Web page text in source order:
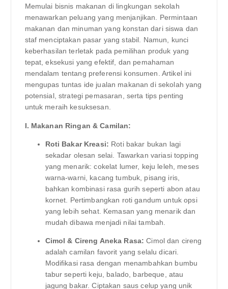
Memulai bisnis makanan di lingkungan sekolah
menawarkan peluang yang menjanjikan. Permintaan
makanan dan minuman yang konstan dari siswa dan
staf menciptakan pasar yang stabil. Namun, kunci
keberhasilan terletak pada pemilihan produk yang
tepat, eksekusi yang efektif, dan pemahaman
mendalam tentang preferensi konsumen. Artikel ini
mengupas tuntas ide jualan makanan di sekolah yang
potensial, strategi pemasaran, serta tips penting
untuk meraih kesuksesan.
I. Makanan Ringan & Camilan:
Roti Bakar Kreasi: Roti bakar bukan lagi
sekadar olesan selai. Tawarkan variasi topping
yang menarik: cokelat lumer, keju leleh, meses
warna-warni, kacang tumbuk, pisang iris,
bahkan kombinasi rasa gurih seperti abon atau
kornet. Pertimbangkan roti gandum untuk opsi
yang lebih sehat. Kemasan yang menarik dan
mudah dibawa menjadi nilai tambah.
Cimol & Cireng Aneka Rasa: Cimol dan cireng
adalah camilan favorit yang selalu dicari.
Modifikasi rasa dengan menambahkan bumbu
tabur seperti keju, balado, barbeque, atau
jagung bakar. Ciptakan saus celup yang unik